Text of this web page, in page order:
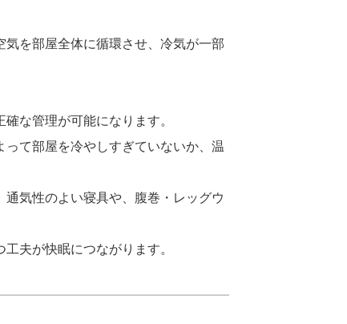
を部屋全体に循環させ、冷気が一部
な管理が可能になります。
て部屋を冷やしすぎていないか、温
気性のよい寝具や、腹巻・レッグウ
夫が快眠につながります。